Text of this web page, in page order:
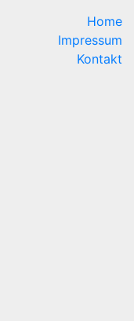
Home
Impressum
Kontakt